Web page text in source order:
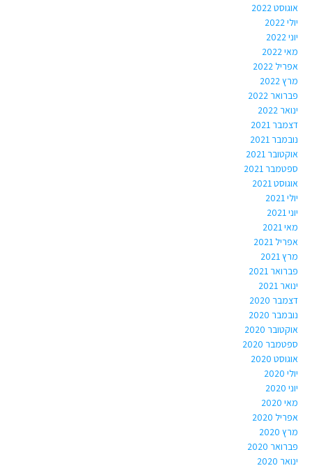
אוגוסט 2022
יולי 2022
יוני 2022
מאי 2022
אפריל 2022
מרץ 2022
פברואר 2022
ינואר 2022
דצמבר 2021
נובמבר 2021
אוקטובר 2021
ספטמבר 2021
אוגוסט 2021
יולי 2021
יוני 2021
מאי 2021
אפריל 2021
מרץ 2021
פברואר 2021
ינואר 2021
דצמבר 2020
נובמבר 2020
אוקטובר 2020
ספטמבר 2020
אוגוסט 2020
יולי 2020
יוני 2020
מאי 2020
אפריל 2020
מרץ 2020
פברואר 2020
ינואר 2020